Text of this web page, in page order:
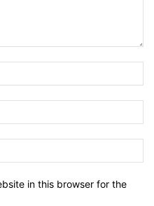
in this browser for the